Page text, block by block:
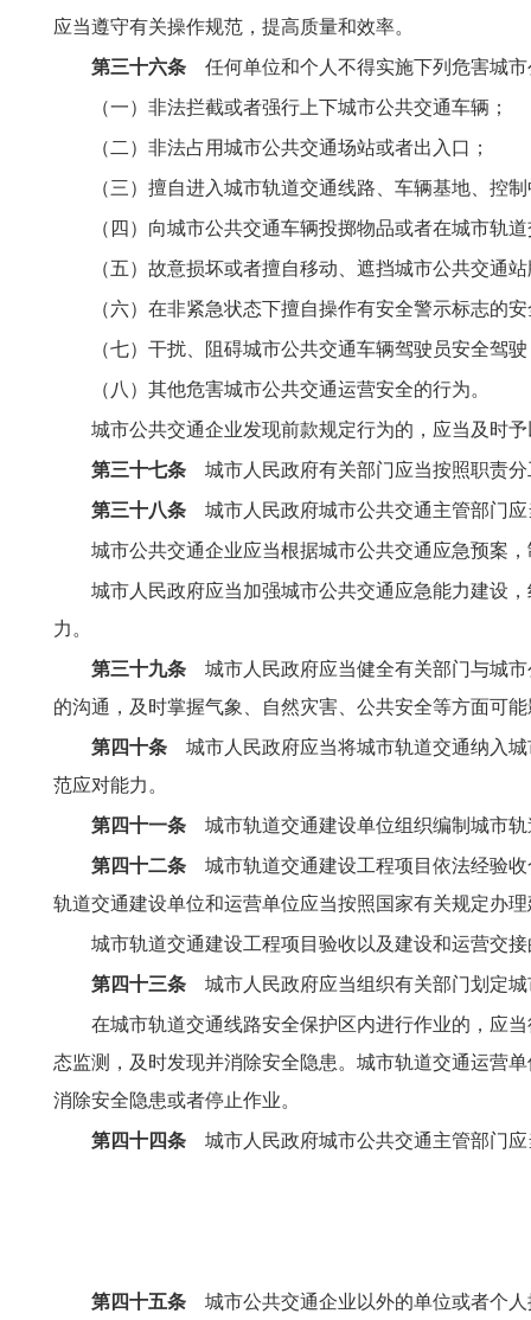
应当遵守有关操作规范，提高质量和效率。
第三十六条 任何单位和个人不得实施下列危害城
（一）非法拦截或者强行上下城市公共交通车辆；
（二）非法占用城市公共交通场站或者出入口；
（三）擅自进入城市轨道交通线路、车辆基地、控
（四）向城市公共交通车辆投掷物品或者在城市轨
（五）故意损坏或者擅自移动、遮挡城市公共交通
（六）在非紧急状态下擅自操作有安全警示标志的
（七）干扰、阻碍城市公共交通车辆驾驶员安全驾
（八）其他危害城市公共交通运营安全的行为。
城市公共交通企业发现前款规定行为的，应当及时
第三十七条 城市人民政府有关部门应当按照职责
第三十八条 城市人民政府城市公共交通主管部门
城市公共交通企业应当根据城市公共交通应急预案
城市人民政府应当加强城市公共交通应急能力建设
力。
第三十九条 城市人民政府应当健全有关部门与城
的沟通，及时掌握气象、自然灾害、公共安全等方面可
第四十条 城市人民政府应当将城市轨道交通纳入
范应对能力。
第四十一条 城市轨道交通建设单位组织编制城市
第四十二条 城市轨道交通建设工程项目依法经验
轨道交通建设单位和运营单位应当按照国家有关规定办
城市轨道交通建设工程项目验收以及建设和运营交
第四十三条 城市人民政府应当组织有关部门划定
在城市轨道交通线路安全保护区内进行作业的，应
态监测，及时发现并消除安全隐患。城市轨道交通运营
消除安全隐患或者停止作业。
第四十四条 城市人民政府城市公共交通主管部门
第四十五条 城市公共交通企业以外的单位或者个